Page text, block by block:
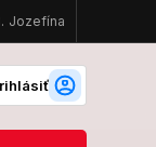
Attilu Végha